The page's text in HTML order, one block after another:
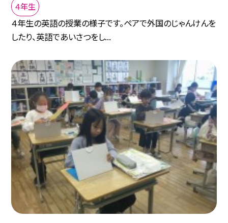
４年生
４年生の英語の授業の様子です。ペアで外国のじゃんけんを
したり、英語であいさつをし...